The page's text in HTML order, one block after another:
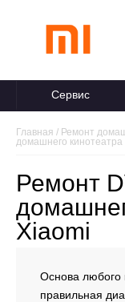
Сервис
Главная / Ремонт
домашнего кинотеатра
Ремонт
Xiaomi
Основа любого
правильная